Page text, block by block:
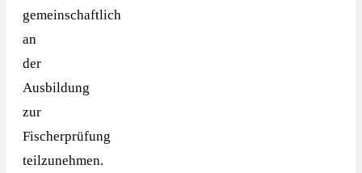
gemeinschaftlich
an
der
Ausbildung
zur
Fischerprüfung
teilzunehmen.